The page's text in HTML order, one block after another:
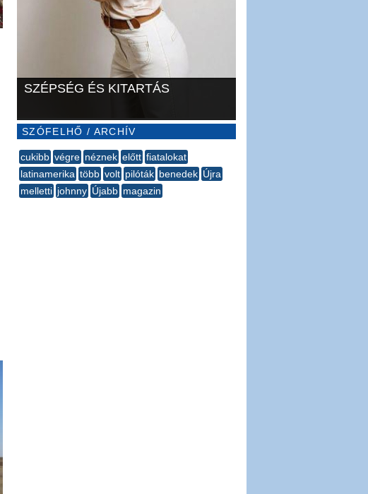
SZÉPSÉG ÉS KITARTÁS
SZÓFELHŐ / ARCHÍV
cukibb végre néznek előtt fiatalokat
latinamerika több volt pilóták benedek Újra
melletti johnny Újabb magazin